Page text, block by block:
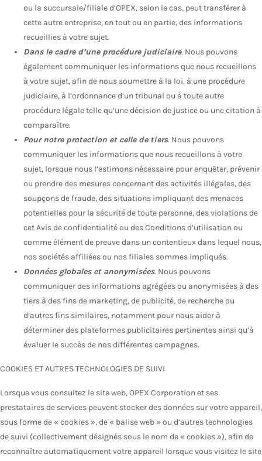
ou la succursale/filiale d’OPEX, selon le cas, peut transférer à
cette autre entreprise, en tout ou en partie, des informations
recueillies à votre sujet.
Dans le cadre d’une procédure judiciaire. Nous pouvons
également communiquer les informations que nous recueillons
à votre sujet, afin de nous soumettre à la loi, à une procédure
judiciaire, à l’ordonnance d’un tribunal ou à toute autre
procédure légale telle qu’une décision de justice ou une citation à
comparaître.
Pour notre protection et celle de tiers. Nous pouvons
communiquer les informations que nous recueillons à votre
sujet, lorsque nous l’estimons nécessaire pour enquêter, prévenir
ou prendre des mesures concernant des activités illégales, des
soupçons de fraude, des situations impliquant des menaces
potentielles pour la sécurité de toute personne, des violations de
cet Avis de confidentialité ou des Conditions d’utilisation ou
comme élément de preuve dans un contentieux dans lequel nous,
nos sociétés affiliées ou nos filiales sommes impliqués.
Données globales et anonymisées. Nous pouvons
communiquer des informations agrégées ou anonymisées à des
tiers à des fins de marketing, de publicité, de recherche ou
d’autres fins similaires, notamment pour nous aider à
déterminer des plateformes publicitaires pertinentes ainsi qu’à
évaluer le succès de nos différentes campagnes.
COOKIES ET AUTRES TECHNOLOGIES DE SUIVI
Lorsque vous consultez le site web, OPEX Corporation et ses
prestataires de services peuvent stocker des données sur votre appareil,
sous forme de « cookies », de « balise web » ou d’autres technologies
de suivi (collectivement désignés sous le nom de « cookies »), afin de
reconnaître automatiquement votre appareil lorsque vous visitez le site